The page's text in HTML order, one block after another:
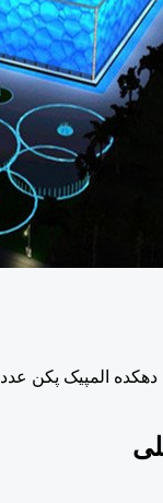
المپیک پکن عدد